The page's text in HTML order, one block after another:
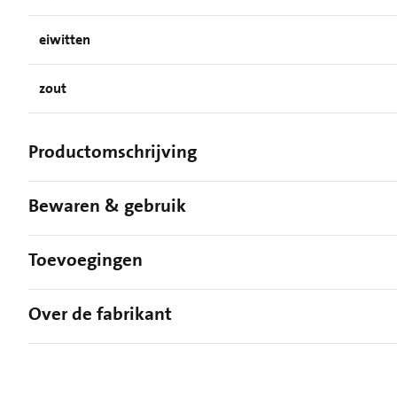
eiwitten
zout
Productomschrijving
Bewaren & gebruik
Toevoegingen
Over de fabrikant